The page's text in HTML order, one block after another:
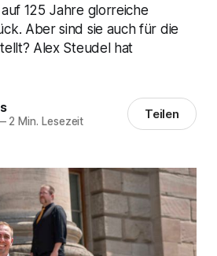
125 Jahre glorreiche
Aber sind sie auch für die
Alex Steudel hat
2 Min. Lesezeit Teilen